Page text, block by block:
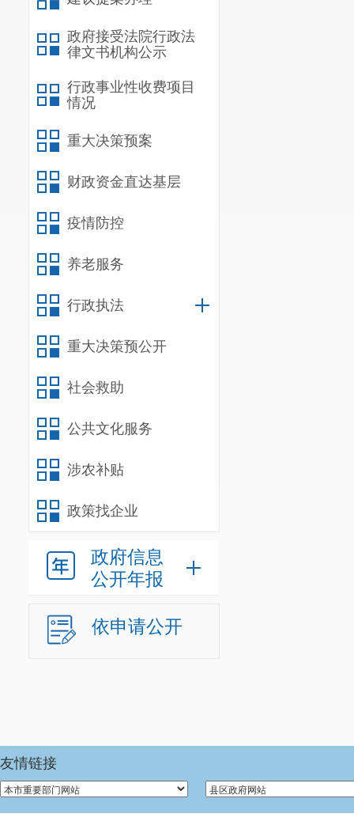
政府接受法院行政法
律文书机构公示
行政事业性收费项目
情况
重大决策预案
财政资金直达基层
疫情防控
养老服务
行政执法
重大决策预公开
社会救助
公共文化服务
涉农补贴
政策找企业
政府信息
公开年报
依申请公开
友情链接